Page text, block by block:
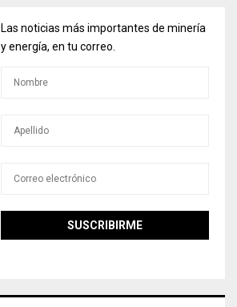
Las noticias más importantes de minería
y energía, en tu correo.